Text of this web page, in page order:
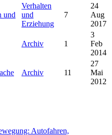
und
Verhalten
und
Erziehung
7
24
Aug
2017
Archiv 1
3
Feb
2014
Archiv 11
27
Mai
2012
Autofahren,